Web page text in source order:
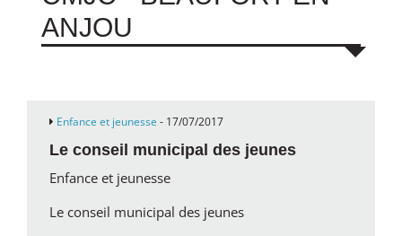
ANJOU
Enfance et jeunesse - 17/07/2017
Le conseil municipal des jeunes
Enfance et jeunesse
Le conseil municipal des jeunes